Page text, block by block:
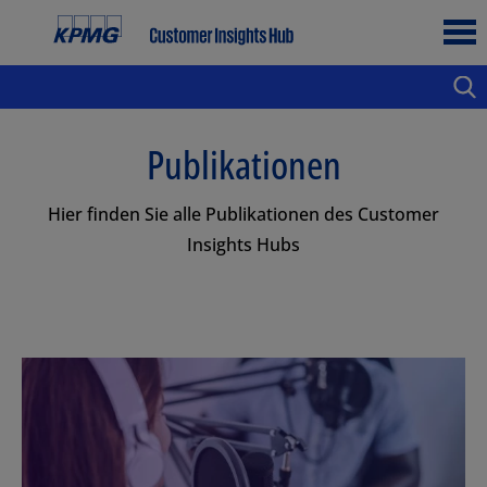
Publikationen
Hier finden Sie alle Publikationen des Customer
Insights Hubs